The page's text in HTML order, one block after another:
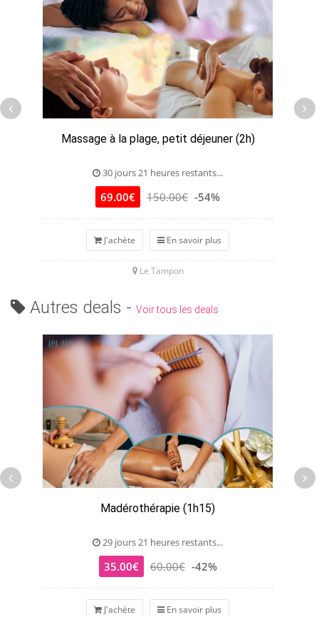
Massage à la plage, petit déjeuner (2h)
30 jours 21 heures restants...
69.00€ 150.00€ -54%
J'achète En savoir plus
Le Tampon
Autres deals - Voir tous les deals
Madérothérapie (1h15)
29 jours 21 heures restants...
35.00€ 60.00€ -42%
J'achète En savoir plus